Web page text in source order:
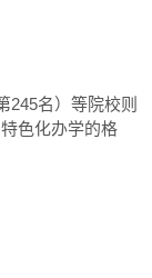
245名）等院校则
色化办学的格